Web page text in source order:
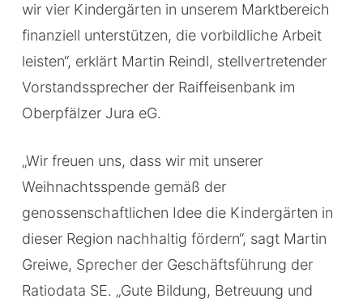
wir vier Kindergärten in unserem Marktbereich
finanziell unterstützen, die vorbildliche Arbeit
leisten“, erklärt Martin Reindl, stellvertretender
Vorstandssprecher der Raiffeisenbank im
Oberpfälzer Jura eG.
„Wir freuen uns, dass wir mit unserer
Weihnachtsspende gemäß der
genossenschaftlichen Idee die Kindergärten in
dieser Region nachhaltig fördern“, sagt Martin
Greiwe, Sprecher der Geschäftsführung der
Ratiodata SE. „Gute Bildung, Betreuung und